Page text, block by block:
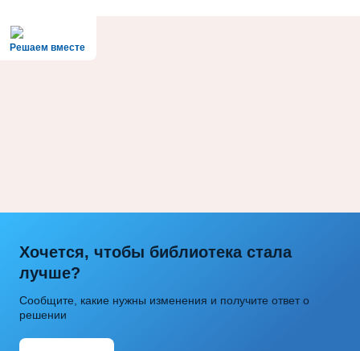
Решаем вместе
Хочется, чтобы библиотека стала
лучше?
Сообщите, какие нужны изменения и получите ответ о
решении